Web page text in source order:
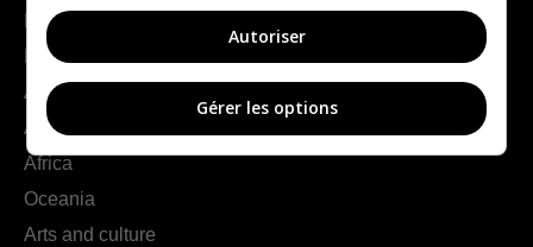
France
Europe
Americas
Asia
Africa
Oceania
Arts and culture
Autoriser
Gérer les options